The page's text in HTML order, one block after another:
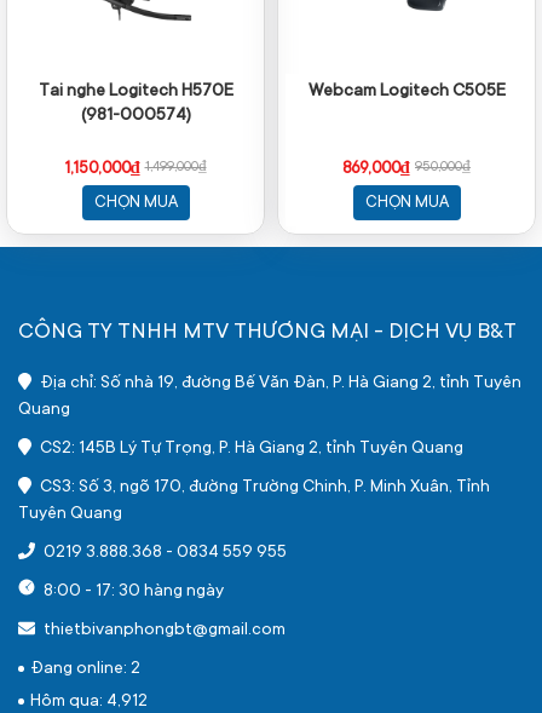
Tai nghe Logitech H570E
(981-000574)
1,150,000₫ 1,499,000₫
CHỌN MUA
Webcam Logitech C505E
869,000₫ 950,000₫
CHỌN MUA
CÔNG TY TNHH MTV THƯƠNG MẠI - DỊCH VỤ B&T
Địa chỉ: Số nhà 19, đường Bế Văn Đàn, P. Hà Giang 2, tỉnh Tuyên
Quang
CS2: 145B Lý Tự Trọng, P. Hà Giang 2, tỉnh Tuyên Quang
CS3: Số 3, ngõ 170, đường Trường Chinh, P. Minh Xuân, Tỉnh
Tuyên Quang
0219 3.888.368 - 0834 559 955
8:00 - 17: 30 hàng ngày
thietbivanphongbt@gmail.com
Đang online: 2
Hôm qua: 4,912